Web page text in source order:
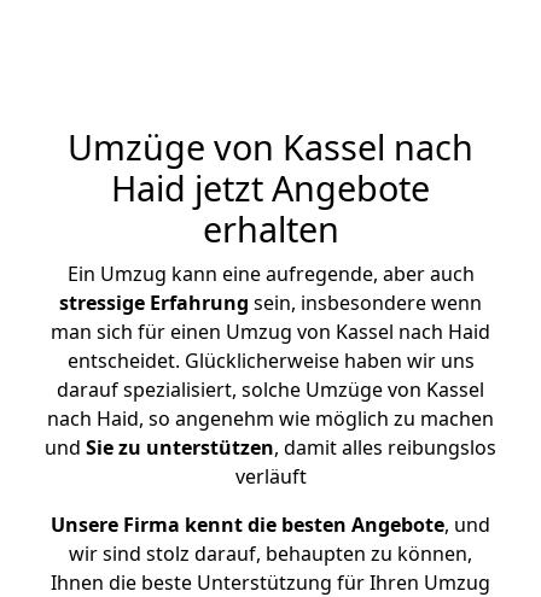
Umzüge von Kassel nach
Haid jetzt Angebote
erhalten
Ein Umzug kann eine aufregende, aber auch
stressige Erfahrung sein, insbesondere wenn
man sich für einen Umzug von Kassel nach Haid
entscheidet. Glücklicherweise haben wir uns
darauf spezialisiert, solche Umzüge von Kassel
nach Haid, so angenehm wie möglich zu machen
und Sie zu unterstützen, damit alles reibungslos
verläuft
Unsere Firma kennt die besten Angebote, und
wir sind stolz darauf, behaupten zu können,
Ihnen die beste Unterstützung für Ihren Umzug